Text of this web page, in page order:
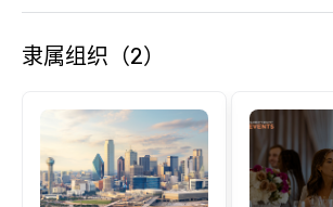
隶属组织（2）